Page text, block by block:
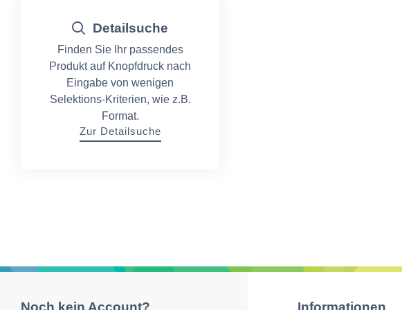
Detailsuche
Finden Sie Ihr passendes
Produkt auf Knopfdruck nach
Eingabe von wenigen
Selektions-Kriterien, wie z.B.
Format.
Zur Detailsuche
Noch kein Account? Informationen